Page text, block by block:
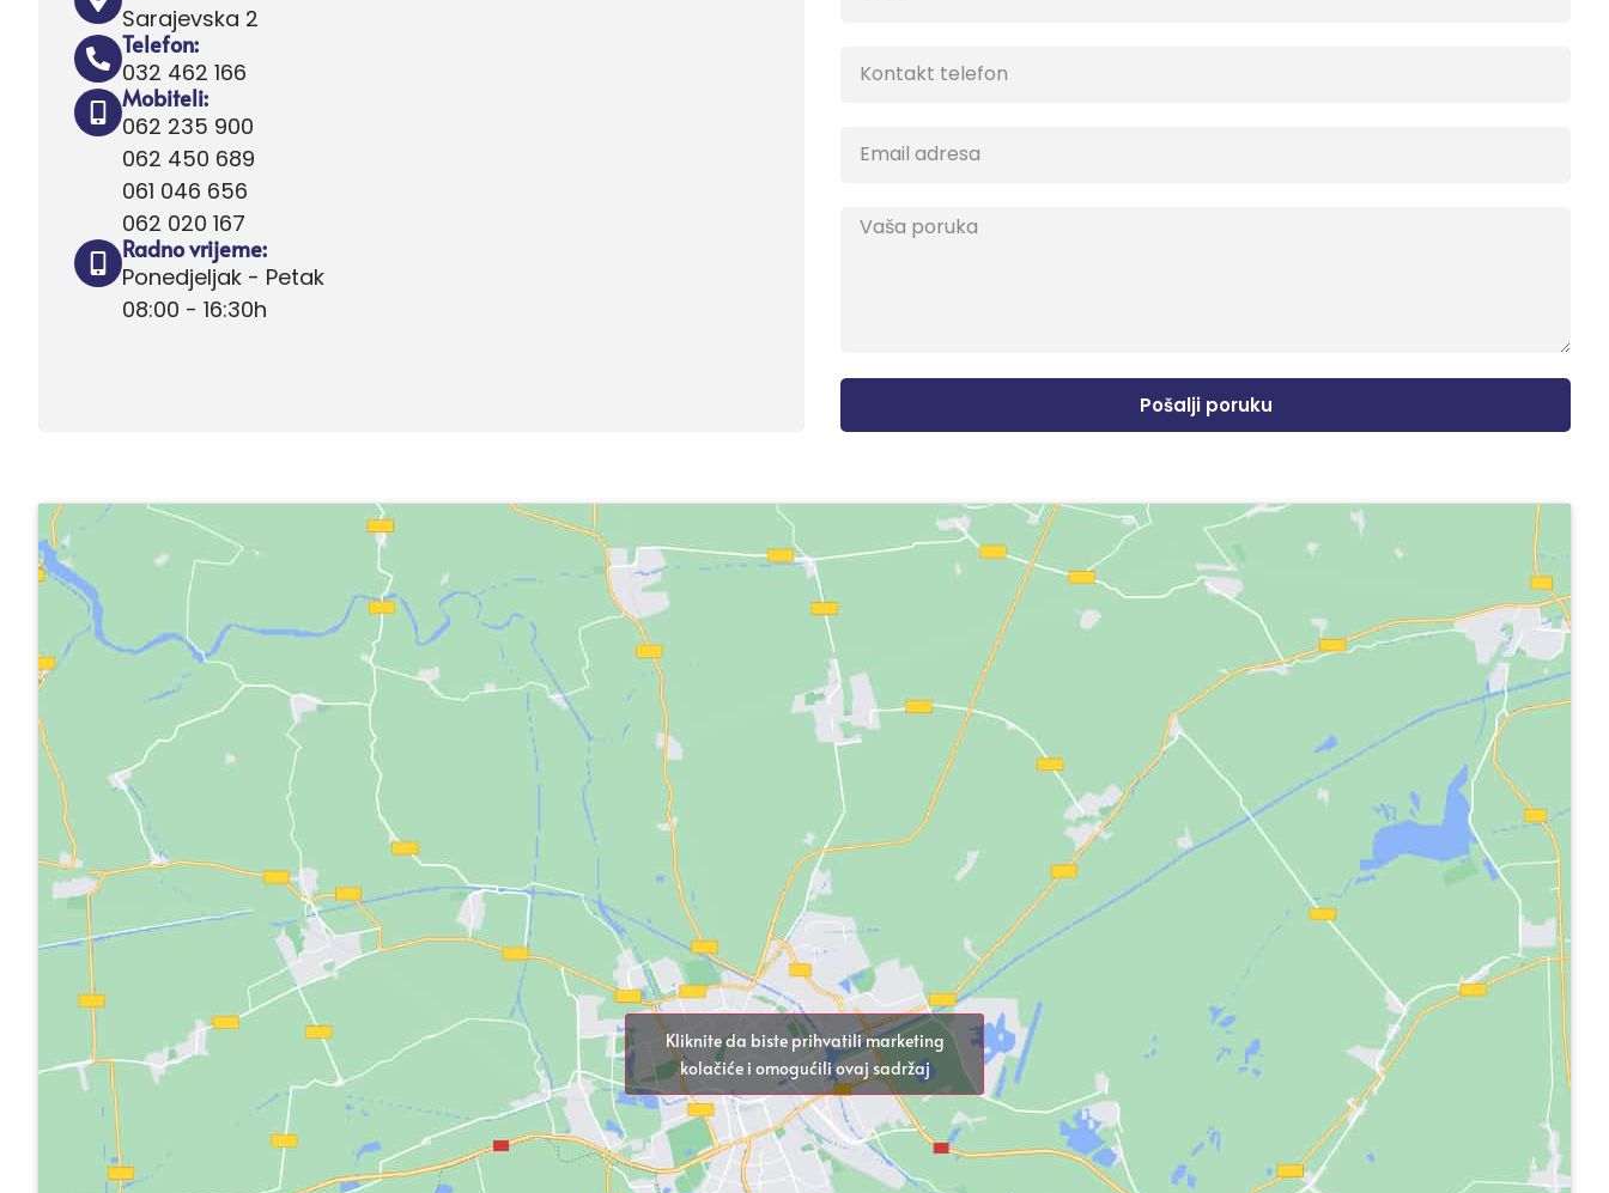
Sarajevska 2
Telefon:
032 462 166
Mobiteli:
062 235 900
062 450 689
061 046 656
062 020 167
Radno vrijeme:
Ponedjeljak - Petak
08:00 - 16:30h
Pošalji poruku
Kliknite da biste prihvatili marketing
kolačiće i omogućili ovaj sadržaj